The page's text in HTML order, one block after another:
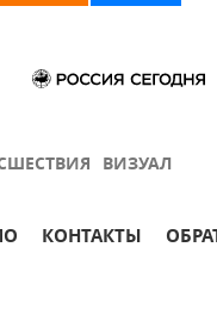
ВИЗУАЛ
КОНТАКТЫ